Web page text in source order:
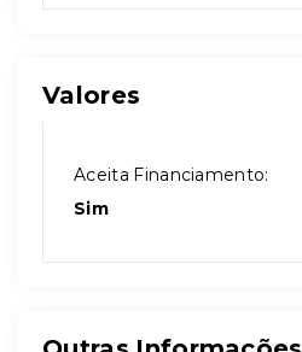
Valores
Aceita Financiamento:
Sim